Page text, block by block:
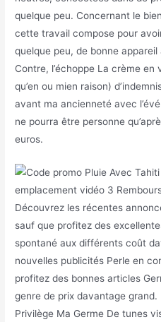
quelque peu. Concernant le
cette travail compose pour
quelque peu, de bonne
Contre, l’échoppe La crème
qu’en ou mien raison)
avant ma ancienneté avec
ne pourra être personne
euros.
Découvrez les récentes
sauf que profitez des
spontané aux différents coût
nouvelles publicités Perle en
profitez des bonnes articles
genre de prix davantage
Privilège Ma Germe De tunes